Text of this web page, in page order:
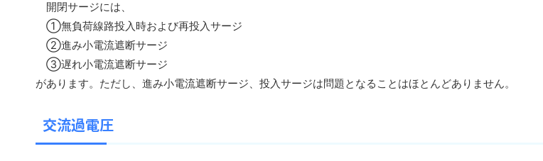
開閉サージには、
①無負荷線路投入時および再投入サージ
②進み小電流遮断サージ
③遅れ小電流遮断サージ
があります。ただし、進み小電流遮断サージ、投入サージは問題となることはほとんどありません。
交流過電圧